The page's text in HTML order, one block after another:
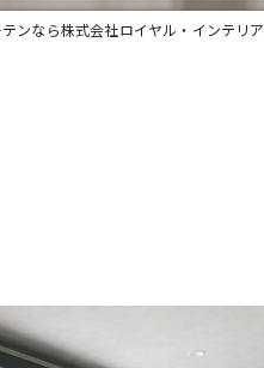
ンなら株式会社ロイヤル・インテリア